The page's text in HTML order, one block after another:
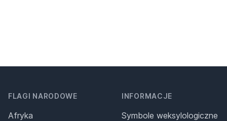
FLAGI NARODOWE
Afryka
INFORMACJE
Symbole weksylologiczne